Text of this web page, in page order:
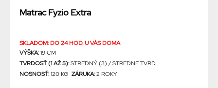
Matrac Fyzio Extra
SKLADOM: DO 24 HOD. U VÁS DOMA
VÝŠKA:19 CM
TVRDOSŤ (1 AŽ 5):STREDNÝ (3) / STREDNE TVRD...
NOSNOSŤ:120 KG ZÁRUKA:2 ROKY